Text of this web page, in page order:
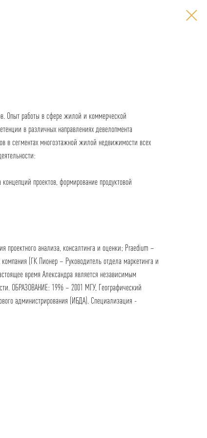
Опыт работы в сфере жилой и коммерческой
в различных направлениях девелопмента
в сегментах многоэтажной жилой недвижимости всех
проектов, формирование продуктовой
анализа, консалтинга и оценки; Praedium –
(ГК Пионер – Руководитель отдела маркетинга и
время Александра является независимым
ОБРАЗОВАНИЕ: 1996 – 2001 МГУ, Географический
администрирования (ИБДА). Специализация -